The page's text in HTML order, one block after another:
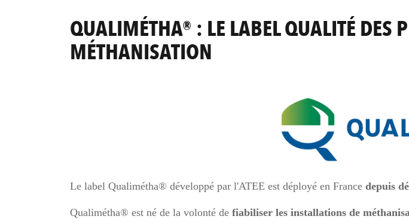
QUALIMÉTHA® : LE LABEL QUALITÉ DES
MÉTHANISATION
Le label Qualimétha® développé par l'ATEE est déployé en France depuis
Qualimétha® est né de la volonté de fiabiliser les installations de